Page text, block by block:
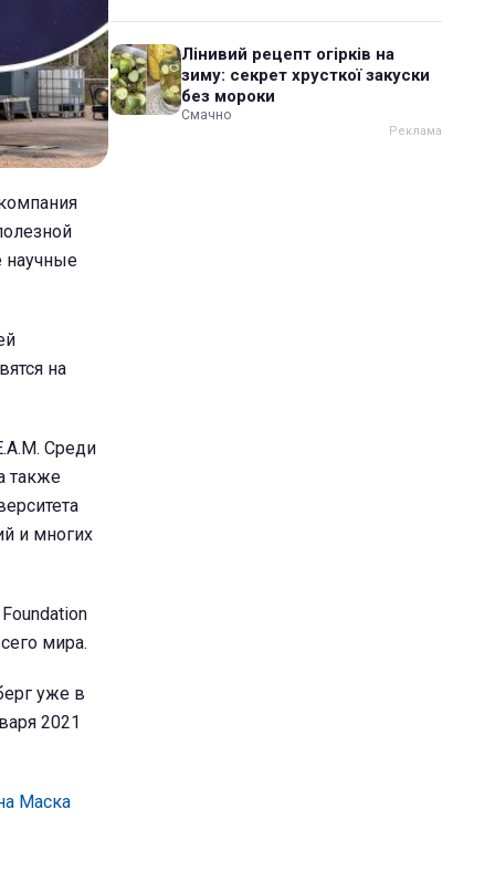
научные
на
Среди
также
и многих
мира.
уже в
2021
Маска
Лінивий рецепт огірків на
зиму: секрет хрусткої закуски
без мороки
Смачно